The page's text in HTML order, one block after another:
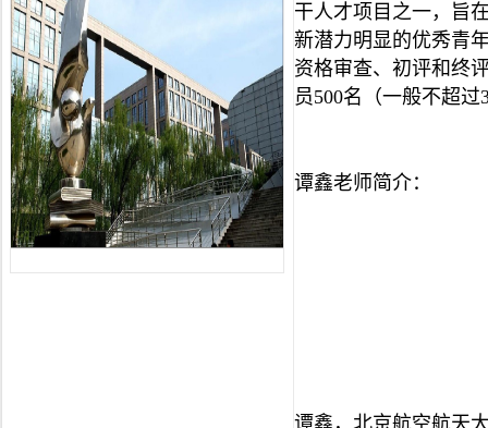
干人才项目之一，旨
新潜力明显的优秀青
资格审查、初评和终
员500名（一般不超
谭鑫老师简介：
谭鑫，北京航空航天